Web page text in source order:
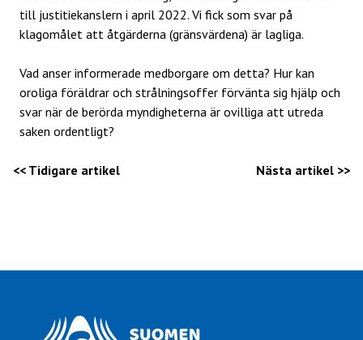
till justitiekanslern i april 2022. Vi fick som svar på
klagomålet att åtgärderna (gränsvärdena) är lagliga.
Vad anser informerade medborgare om detta? Hur kan
oroliga föräldrar och strålningsoffer förvänta sig hjälp och
svar när de berörda myndigheterna är ovilliga att utreda
saken ordentligt?
<< Tidigare artikel Nästa artikel >>